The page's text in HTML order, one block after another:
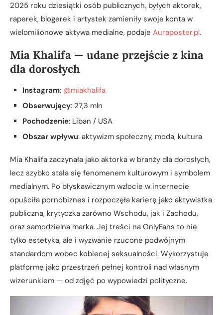
2025 roku dziesiątki osób publicznych, byłych aktorek,
raperek, blogerek i artystek zamieniły swoje konta w
wielomilionowe aktywa medialne, podaje Auraposter.pl.
Mia Khalifa — udane przejście z kina
dla dorosłych
Instagram: @miakhalifa
Obserwujący: 27,3 mln
Pochodzenie: Liban / USA
Obszar wpływu: aktywizm społeczny, moda, kultura
Mia Khalifa zaczynała jako aktorka w branży dla dorosłych,
lecz szybko stała się fenomenem kulturowym i symbolem
medialnym. Po błyskawicznym wzlocie w internecie
opuściła pornobiznes i rozpoczęła karierę jako aktywistka
publiczna, krytyczka zarówno Wschodu, jak i Zachodu,
oraz samodzielna marka. Jej treści na OnlyFans to nie
tylko estetyka, ale i wyzwanie rzucone podwójnym
standardom wobec kobiecej seksualności. Wykorzystuje
platformę jako przestrzeń pełnej kontroli nad własnym
wizerunkiem — od zdjęć po wypowiedzi polityczne.